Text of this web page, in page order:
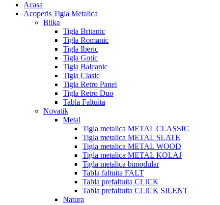
Acasa
Acoperis Tigla Metalica
Bilka
Tigla Britanic
Tigla Romanic
Tigla Iberic
Tigla Gotic
Tigla Balcanic
Tigla Clasic
Tigla Retro Panel
Tigla Retro Duo
Tabla Faltuita
Novatik
Metal
Tigla metalica METAL CLASSIC
Tigla metalica METAL SLATE
Tigla metalica METAL WOOD
Tigla metalica METAL KOLAJ
Tigla metalica bimodular
Tabla faltuita FALT
Tabla prefaltuita CLICK
Tabla prefaltuita CLICK SILENT
Natura